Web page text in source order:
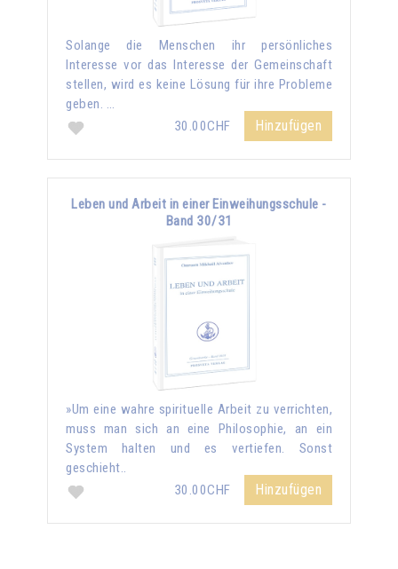
Solange die Menschen ihr persönliches
Interesse vor das Interesse der Gemeinschaft
stellen, wird es keine Lösung für ihre Probleme
geben. …
30.00CHF
Hinzufügen
Leben und Arbeit in einer Einweihungsschule -
Band 30/31
»Um eine wahre spirituelle Arbeit zu verrichten,
muss man sich an eine Philosophie, an ein
System halten und es vertiefen. Sonst
geschieht..
30.00CHF
Hinzufügen